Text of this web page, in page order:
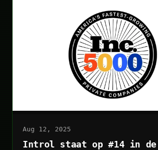
Aug 12, 2025
Introl staat op #14 in de